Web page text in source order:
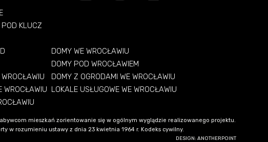
POD KLUCZ
WROCŁAWIU
DOMY WE WROCŁAWIU
DOMY POD WROCŁAWIEM
DOMY Z OGRODAMI WE WROCŁAWIU
LOKALE USŁUGOWE WE WROCŁAWIU
mieszkań zorientowanie się w ogólnym wyglądzie realizowanego projektu.
w rozumieniu ustawy z dnia 23 kwietnia 1964 r. Kodeks cywilny.
DESIGN: ANOTHERPOINT